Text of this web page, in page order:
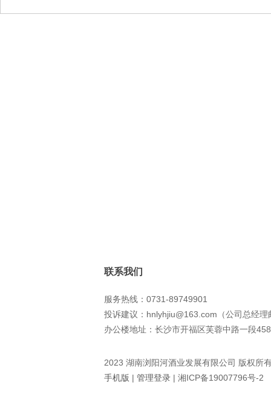
联系我们
服务热线：0731-89749901
投诉建议：hnlyhjiu@163.com（公司总经理
办公楼地址：长沙市开福区芙蓉中路一段
2023 湖南浏阳河酒业发展有限公司 版权所
手机版 | 管理登录 | 湘ICP备19007796号-2